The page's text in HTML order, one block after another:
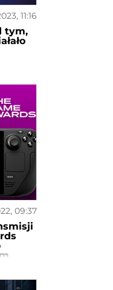
11:16
tym,
09:37